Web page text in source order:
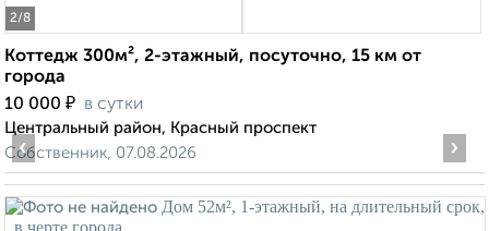
2/8
Коттедж 300м², 2-этажный, посуточно, 15 км от
города
10 000 ₽ в сутки
Центральный район, Красный проспект
Собственник, 07.08.2026
‹ ›